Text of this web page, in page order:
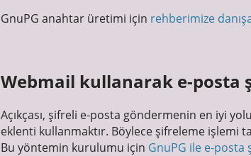
GnuPG anahtar üretimi için rehberimize
Webmail kullanarak e-posta
Açıkçası, şifreli e-posta göndermenin en iyi yolu
eklenti kullanmaktır. Böylece şifreleme işlemi
Bu yöntemin kurulumu için GnuPG ile e-posta